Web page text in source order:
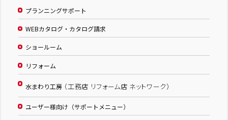
プランニングサポート
WEBカタログ・カタログ請求
ショールーム
リフォーム
水まわり工房 （工務店 リフォーム店 ネットワーク）
ユーザー様向け（サポートメニュー）